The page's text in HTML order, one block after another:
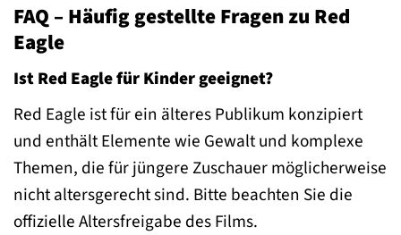
FAQ – Häufig gestellte Fragen zu Red
Eagle
Ist Red Eagle für Kinder geeignet?
Red Eagle ist für ein älteres Publikum konzipiert
und enthält Elemente wie Gewalt und komplexe
Themen, die für jüngere Zuschauer möglicherweise
nicht altersgerecht sind. Bitte beachten Sie die
offizielle Altersfreigabe des Films.